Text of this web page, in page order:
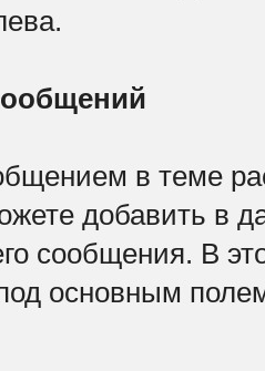
в теме
добавить в
сообщения. В
основным